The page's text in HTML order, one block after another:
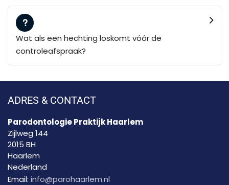
Wat als een hechting loskomt vóór de
controleafspraak?
ADRES & CONTACT
Parodontologie Praktijk Haarlem
Zijlweg 144
2015 BH
Haarlem
Nederland
Email: info@parohaarlem.nl